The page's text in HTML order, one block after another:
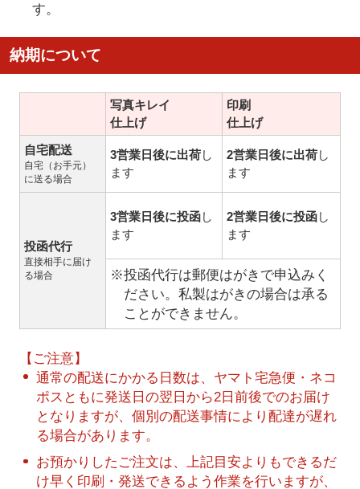
す。
納期について
写真キレイ
仕上げ
印刷
仕上げ
自宅配送
自宅（お手元）
に送る場合
3営業日後に出荷し
ます
2営業日後に出荷し
ます
投函代行
直接相手に届け
る場合
3営業日後に投函し
ます
2営業日後に投函し
ます
※投函代行は郵便はがきで申込みく
ださい。私製はがきの場合は承る
ことができません。
【ご注意】
通常の配送にかかる日数は、ヤマト宅急便・ネコ
ポスともに発送日の翌日から2日前後でのお届け
となりますが、個別の配送事情により配達が遅れ
る場合があります。
お預かりしたご注文は、上記目安よりもできるだ
け早く印刷・発送できるよう作業を行いますが、